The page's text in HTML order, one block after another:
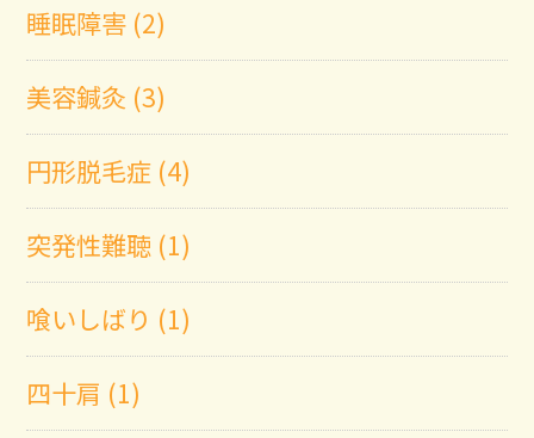
睡眠障害 (2)
美容鍼灸 (3)
円形脱毛症 (4)
突発性難聴 (1)
喰いしばり (1)
四十肩 (1)